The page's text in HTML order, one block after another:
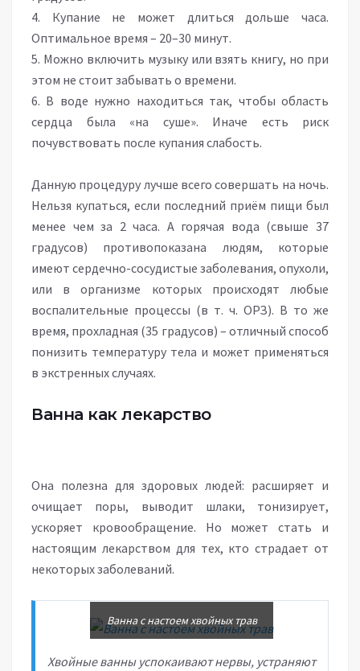
4. Купание не может длиться дольше часа.
Оптимальное время – 20–30 минут.
5. Можно включить музыку или взять книгу, но при
этом не стоит забывать о времени.
6. В воде нужно находиться так, чтобы область
сердца была «на суше». Иначе есть риск
почувствовать после купания слабость.
Данную процедуру лучше всего совершать на ночь.
Нельзя купаться, если последний приём пищи был
менее чем за 2 часа. А горячая вода (свыше 37
градусов) противопоказана людям, которые
имеют сердечно-сосудистые заболевания, опухоли,
или в организме которых происходят любые
воспалительные процессы (в т. ч. ОРЗ). В то же
время, прохладная (35 градусов) – отличный способ
понизить температуру тела и может применяться
в экстренных случаях.
Ванна как лекарство
Она полезна для здоровых людей: расширяет и
очищает поры, выводит шлаки, тонизирует,
ускоряет кровообращение. Но может стать и
настоящим лекарством для тех, кто страдает от
некоторых заболеваний.
Ванна с настоем хвойных трав
Хвойные ванны успокаивают нервы, устраняют